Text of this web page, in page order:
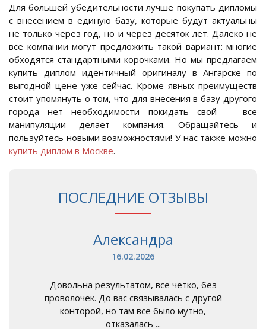
Для большей убедительности лучше покупать дипломы
с внесением в единую базу, которые будут актуальны
не только через год, но и через десяток лет. Далеко не
все компании могут предложить такой вариант: многие
обходятся стандартными корочками. Но мы предлагаем
купить диплом идентичный оригиналу в Ангарске по
выгодной цене уже сейчас. Кроме явных преимуществ
стоит упомянуть о том, что для внесения в базу другого
города нет необходимости покидать свой — все
манипуляции делает компания. Обращайтесь и
пользуйтесь новыми возможностями! У нас также можно
купить диплом в Москве.
ПОСЛЕДНИЕ ОТЗЫВЫ
Александра
16.02.2026
Довольна результатом, все четко, без
проволочек. До вас связывалась с другой
конторой, но там все было мутно,
отказалась ...